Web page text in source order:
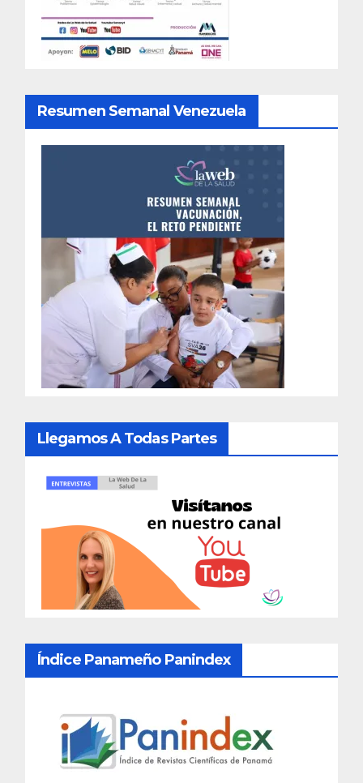
Resumen Semanal Venezuela
Llegamos A Todas Partes
Índice Panameño Panindex